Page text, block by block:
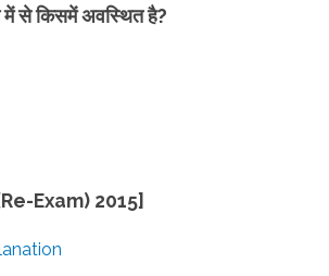
में से किसमें अवस्थित है?
Exam) 2015]